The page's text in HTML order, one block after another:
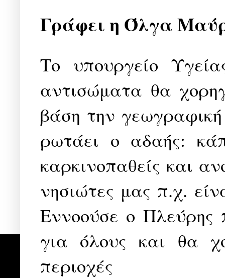
Γράφει η Όλγα
Το υπουργείο
αντισώματα θα
βάση την
ρωτάει ο αδαής:
καρκινοπαθείς και
νησιώτες μας π.χ.
Εννοούσε ο Πλεύρης
για όλους και θα
περιοχές